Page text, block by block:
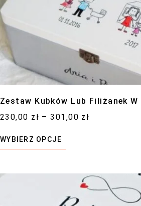
Zestaw Kubków Lub Filiżanek
230,00 zł –301,00 zł
WYBIERZ OPCJE